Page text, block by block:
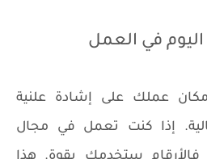
في العمل
عملك على إشادة علنية
إذا كنت تعمل في مجال